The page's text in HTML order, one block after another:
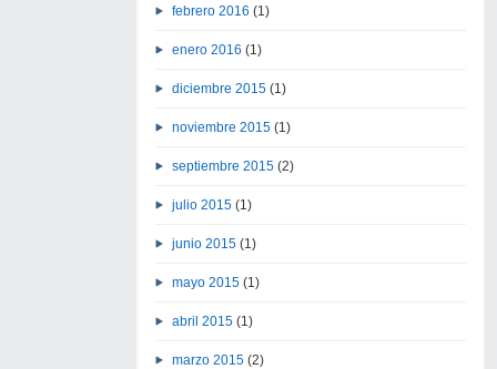
febrero 2016 (1)
enero 2016 (1)
diciembre 2015(1)
noviembre 2015(1)
septiembre 2015(2)
julio 2015(1)
junio 2015(1)
mayo 2015(1)
abril 2015(1)
marzo 2015(2)